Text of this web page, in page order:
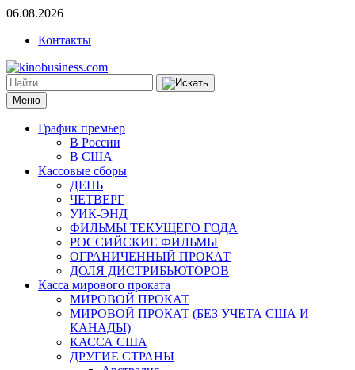
06.08.2026
Контакты
Меню
График премьер
В России
В США
Кассовые сборы
ДЕНЬ
ЧЕТВЕРГ
УИК-ЭНД
ФИЛЬМЫ ТЕКУЩЕГО ГОДА
РОССИЙСКИЕ ФИЛЬМЫ
ОГРАНИЧЕННЫЙ ПРОКАТ
ДОЛЯ ДИСТРИБЬЮТОРОВ
Касса мирового проката
МИРОВОЙ ПРОКАТ
МИРОВОЙ ПРОКАТ (БЕЗ УЧЕТА США И
КАНАДЫ)
КАССА США
ДРУГИЕ СТРАНЫ